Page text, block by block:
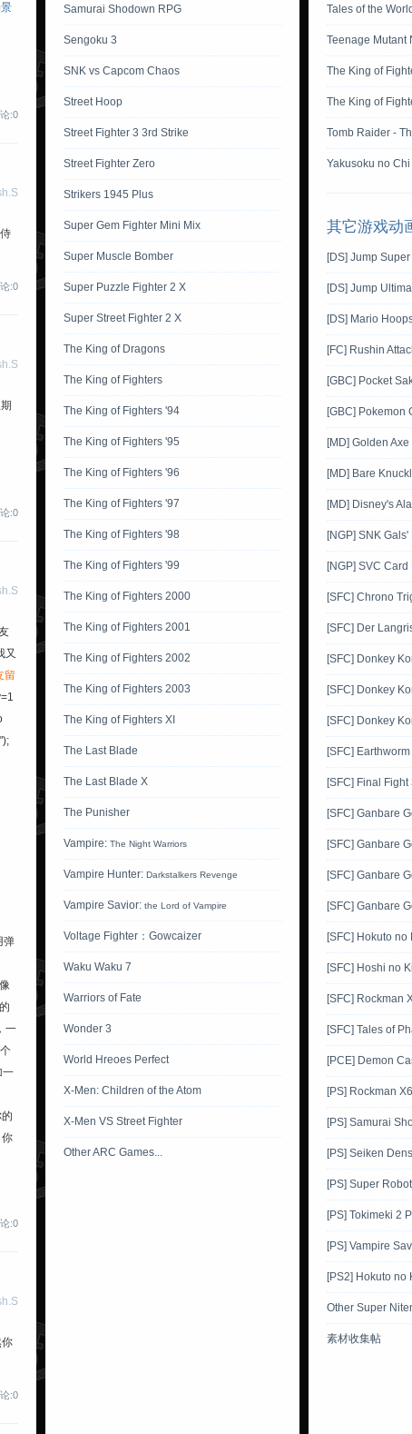
:0
:0
:0
又
留
弹
一
一
:0
:0
Samurai Shodown RPG
Sengoku 3
SNK vs Capcom Chaos
Street Hoop
Street Fighter 3 3rd Strike
Street Fighter Zero
Strikers 1945 Plus
Super Gem Fighter Mini Mix
Super Muscle Bomber
Super Puzzle Fighter 2 X
Super Street Fighter 2 X
The King of Dragons
The King of Fighters
The King of Fighters '94
The King of Fighters '95
The King of Fighters '96
The King of Fighters '97
The King of Fighters '98
The King of Fighters '99
The King of Fighters 2000
The King of Fighters 2001
The King of Fighters 2002
The King of Fighters 2003
The King of Fighters XI
The Last Blade
The Last Blade X
The Punisher
Vampire: The Night Warriors
Vampire Hunter: Darkstalkers Revenge
Vampire Savior: the Lord of Vampire
Voltage Fighter：Gowcaizer
Waku Waku 7
Warriors of Fate
Wonder 3
World Hreoes Perfect
X-Men: Children of the Atom
X-Men VS Street Fighter
Other ARC Games...
Tales of the
Teenage Mutant
The King of
The King of
Tomb Raider -
Yakusoku no
其它游戏动
[DS] Jump
[DS] Jump
[DS] Mario
[FC] Rushin
[GBC] Pocket
[GBC] Pokemon
[MD] Golden Axe
[MD] Bare
[MD] Disney's
[NGP] SNK
[NGP] SVC
[SFC] Chrono
[SFC] Der
[SFC] Donkey
[SFC] Donkey
[SFC] Donkey
[SFC]
[SFC] Final Fight
[SFC] Ganbare
[SFC] Ganbare
[SFC] Ganbare
[SFC] Ganbare
[SFC] Hokuto no
[SFC] Hoshi no
[SFC] Rockman
[SFC] Tales of
[PCE] Demon
[PS] Rockman X6
[PS] Samurai
[PS] Seiken
[PS] Super
[PS] Tokimeki 2
[PS] Vampire
[PS2] Hokuto no
Other Super
素材收集帖